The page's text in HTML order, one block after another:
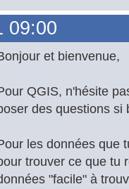
09:00
et bienvenue,
QGIS, n'hésite
des questions si
les données que
trouver ce que tu
"facile" à